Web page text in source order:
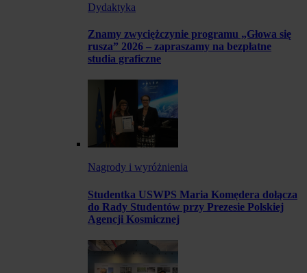
Dydaktyka
Znamy zwyciężczynie programu „Głowa się
rusza” 2026 – zapraszamy na bezpłatne
studia graficzne
Nagrody i wyróżnienia
Studentka USWPS Maria Komędera dołącza
do Rady Studentów przy Prezesie Polskiej
Agencji Kosmicznej